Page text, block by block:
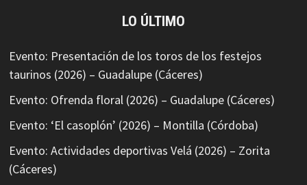
LO ÚLTIMO
Evento: Presentación de los toros de los festejos
taurinos (2026) – Guadalupe (Cáceres)
Evento: Ofrenda floral (2026) – Guadalupe (Cáceres)
Evento: ‘El casoplón’ (2026) – Montilla (Córdoba)
Evento: Actividades deportivas Velá (2026) – Zorita
(Cáceres)